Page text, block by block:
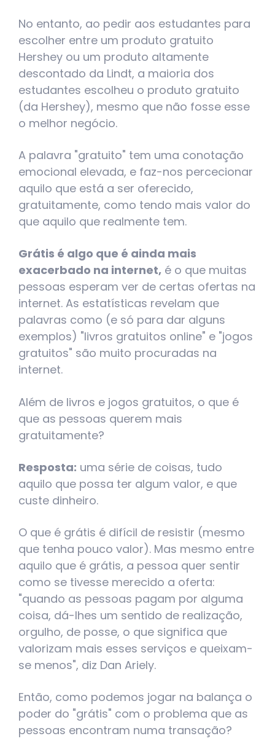
No entanto, ao pedir aos estudantes para
escolher entre um produto gratuito
Hershey ou um produto altamente
descontado da Lindt, a maioria dos
estudantes escolheu o produto gratuito
(da Hershey), mesmo que não fosse esse
o melhor negócio.
A palavra "gratuito" tem uma conotação
emocional elevada, e faz-nos percecionar
aquilo que está a ser oferecido,
gratuitamente, como tendo mais valor do
que aquilo que realmente tem.
Grátis é algo que é ainda mais
exacerbado na internet, é o que muitas
pessoas esperam ver de certas ofertas na
internet. As estatísticas revelam que
palavras como (e só para dar alguns
exemplos) "livros gratuitos online" e "jogos
gratuitos" são muito procuradas na
internet.
Além de livros e jogos gratuitos, o que é
que as pessoas querem mais
gratuitamente?
Resposta: uma série de coisas, tudo
aquilo que possa ter algum valor, e que
custe dinheiro.
O que é grátis é difícil de resistir (mesmo
que tenha pouco valor). Mas mesmo entre
aquilo que é grátis, a pessoa quer sentir
como se tivesse merecido a oferta:
"quando as pessoas pagam por alguma
coisa, dá-lhes um sentido de realização,
orgulho, de posse, o que significa que
valorizam mais esses serviços e queixam-
se menos", diz Dan Ariely.
Então, como podemos jogar na balança o
poder do "grátis" com o problema que as
pessoas encontram numa transação?